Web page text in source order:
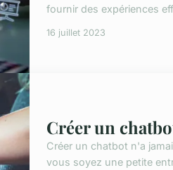
fournir des expériences
16 juillet 2023
Créer un
Créer un chatbot n'a
vous soyez une petite